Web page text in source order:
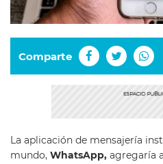
Comparte
La aplicación de mensajería
mundo, WhatsApp, agregaría